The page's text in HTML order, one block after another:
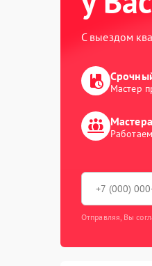
С выездом
Мастер
Отправляя, Вы